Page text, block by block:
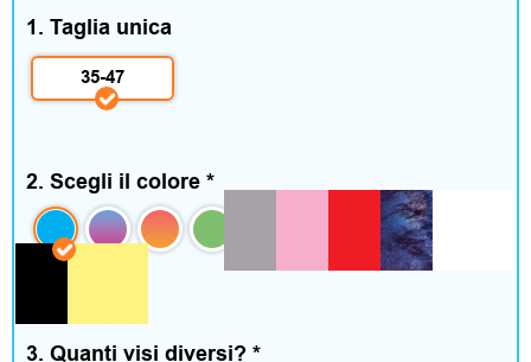
i
g
l
i
a
1. Taglia unica
35-47
2. Scegli il colore *
3. Quanti visi diversi? *